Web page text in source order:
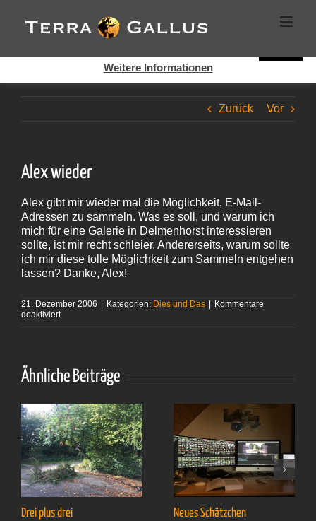
Inhalt
springen
Zurück Vor
Alex wieder
Alex gibt mir wieder mal die Möglichkeit, E‑Mail-
Adressen zu sammeln. Was es soll, und warum ich
mich für eine Galerie in Delmenhorst interessieren
sollte, ist mir recht schleier. Andererseits, warum sollte
ich mir diese tolle Möglichkeit zum Sammeln entgehen
lassen? Danke, Alex!
21. Dezember 2006 | Kategorien: Dies und Das | Kommentare
deaktiviertfür
Ähnliche Beiträge
Drei plus drei Neues Schätzchen
Cookies helfen auf auf dieser Seite bei der Bereitstellung der
Dienste. Durch die Nutzung dieser Webseite erklären Sie sich
Weitere Informationen